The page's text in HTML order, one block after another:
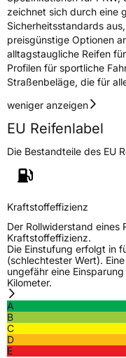
EU Label
EffizienzD
NasshaftungC
Rollgeräusch (Klasse)
Rollgeräusch (dB)
3PMSF /
EPREL ID497562
Allgemeine
zeichnet sich durch eine
Sicherheitsstandards
preisgünstige Optionen
alltagstaugliche Reifen
Profilen für sportliche
Straßenbeläge, die für
weniger anzeigen
EU Reifenlabel
Die Bestandteile des EU
Kraftstoffeffizienz
Der Rollwiderstand
Kraftstoffeffizienz.
Die Einstufung erfolgt in
(schlechtester Wert).
ungefähr eine
Kilometer.
A
B
C
D
E